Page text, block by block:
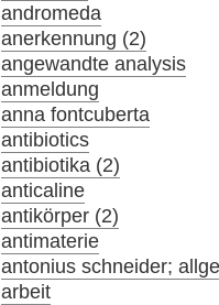
andromeda
anerkennung (2)
angewandte analysis
anmeldung
anna fontcuberta
antibiotics
antibiotika (2)
anticaline
antikörper (2)
antimaterie
antonius schneider;
arbeit